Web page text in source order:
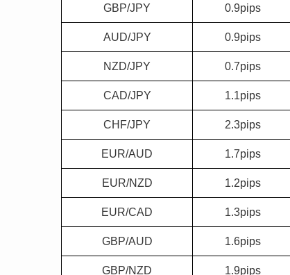
GBP/JPY 0.9pips
AUD/JPY 0.9pips
NZD/JPY 0.7pips
CAD/JPY 1.1pips
CHF/JPY 2.3pips
EUR/AUD 1.7pips
EUR/NZD 1.2pips
EUR/CAD 1.3pips
GBP/AUD 1.6pips
GBP/NZD 1.9pips